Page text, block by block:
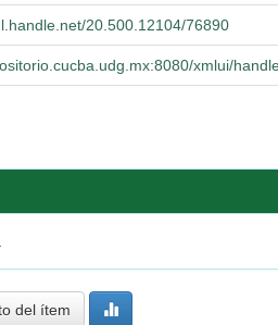
20.500.12104/76890
xmlui/
del ítem